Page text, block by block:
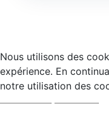
Nous utilisons des
expérience. En
notre utilisation des